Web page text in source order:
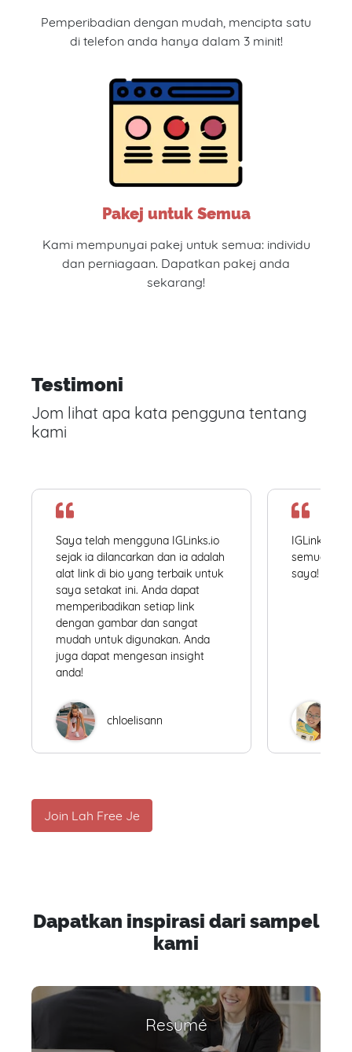
Pemperibadian dengan mudah, mencipta satu
di telefon anda hanya dalam 3 minit!
Pakej untuk Semua
Kami mempunyai pakej untuk semua: individu
dan perniagaan. Dapatkan pakej anda
sekarang!
Testimoni
Jom lihat apa kata pengguna tentang
kami
Saya telah mengguna IGLinks.io
sejak ia dilancarkan dan ia adalah
alat link di bio yang terbaik untuk
saya setakat ini. Anda dapat
memperibadikan setiap link
dengan gambar dan sangat
mudah untuk digunakan. Anda
juga dapat mengesan insight
anda!
chloelisann
IGLinks.io
semua
saya!
Join Lah Free Je
Dapatkan inspirasi dari sampel
kami
Resumé